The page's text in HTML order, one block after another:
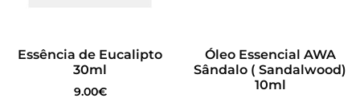
Essência de Eucalipto
30ml
9.00€
Óleo Essencial AWA
Sândalo ( Sandalwood)
10ml